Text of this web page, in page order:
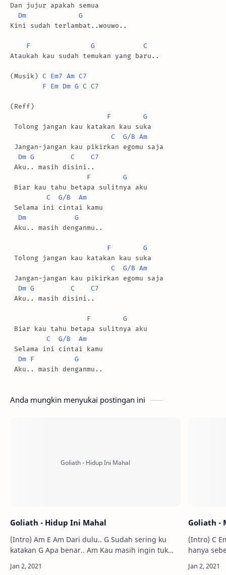
Dan jujur apakah semua
Dm
G
Kini sudah terlambat..wouwo..
F G
C
Ataukah kau sudah temukan yang baru..
(Musik) C Em7 Am C7
F
Em Dm G C C7
(Reff)
F
G
Tolong jangan kau katakan kau suka
C
G/B Am
Jangan-jangan kau pikirkan egomu saja
Dm G C
C7
Aku.. masih disini..
F
G
Biar kau tahu betapa sulitnya aku
C
G/B
Am
Selama ini cintai kamu
Dm
G
Aku.. masih denganmu..
F
G
Tolong jangan kau katakan kau suka
C
G/B Am
Jangan-jangan kau pikirkan egomu saja
Dm G C
C7
Aku.. masih disini..
F
G
Biar kau tahu betapa sulitnya aku
C
G/B
Am
Selama ini cintai kamu
Dm F
G
Anda mungkin menyukai postingan ini
Goliath - Hidup Ini Mahal
(Intro) Am E Am Dari dulu.. G Sudah sering ku
katakan G Apa benar.. Am Kau masih ingin tuk
Goliath -
(Intro) C Em7 Am C7 F
hanya sebentar saja